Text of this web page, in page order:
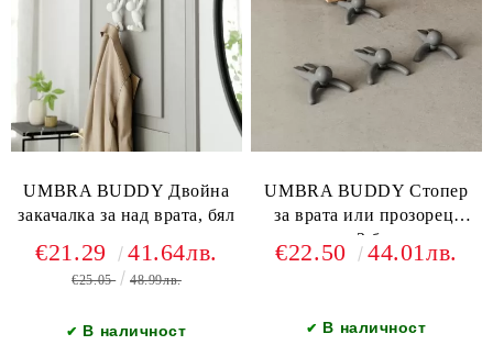
UMBRA BUDDY Двойна
закачалка за над врата, бял
€21.29 41.64лв.
€25.05 48.99лв.
✔ В наличност
UMBRA BUDDY Стопер
за врата или прозорец,
комплект 2 броя, сиви
€22.50 44.01лв.
✔ В наличност